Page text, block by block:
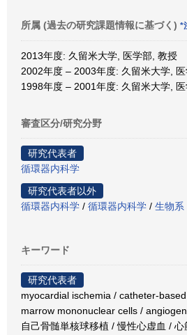
所属 (過去の研究課題情報に基づく) *
2013年度: 久留米大学, 医学部, 教授
2002年度 – 2003年度: 久留米大学,
1998年度 – 2001年度: 久留米大学,
審査区分/研究分野
研究代表者
循環器内科学
研究代表者以外
循環器内科学 / 循環器内科学 / 生物系
キーワード
研究代表者
myocardial ischemia / catheter-
marrow mononuclear cells /
自己骨髄単核球移植 / 慢性心虚血 /